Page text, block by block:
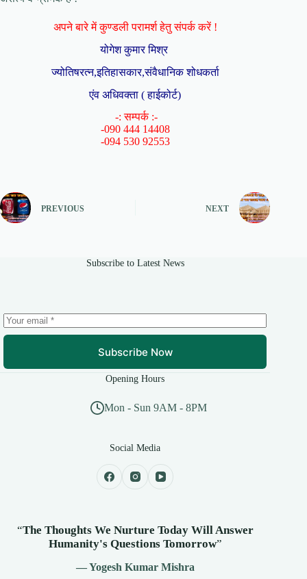
अपने बारे में कुण्डली परामर्श हेतु संपर्क करें !
योगेश कुमार मिश्र
ज्योतिषरत्न,इतिहासकार,संवैधानिक शोधकर्ता
एंव अधिवक्ता ( हाईकोर्ट)
-: सम्पर्क :-
-090 444 14408
-094 530 92553
PREVIOUS NEXT
Subscribe to Latest News
Subscribe Now
Opening Hours
Mon - Sun 9AM - 8PM
Social Media
“The Thoughts We Nurture Today Will Answer
Humanity's Questions Tomorrow”
— Yogesh Kumar Mishra